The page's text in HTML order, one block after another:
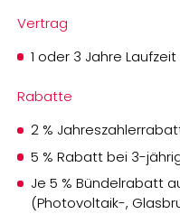
Vertrag
1 oder 3 Jahre Laufzeit
Rabatte
2 %
5 % Rabatt bei 3-
Je 5 % Bündelrabatt
(Photovoltaik-,